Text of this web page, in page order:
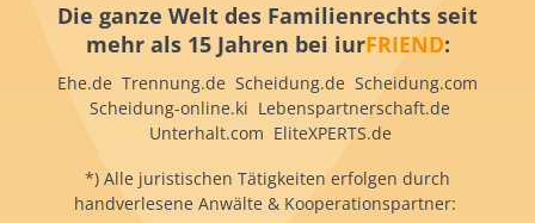
Die ganze Welt des Familienrechts seit
mehr als 15 Jahren bei iurFRIEND:
Ehe.de Trennung.de Scheidung.de Scheidung.com
Scheidung-online.ki Lebenspartnerschaft.de
Unterhalt.com EliteXPERTS.de
*) Alle juristischen Tätigkeiten erfolgen durch
handverlesene Anwälte & Kooperationspartner: